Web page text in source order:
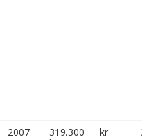
2007
319.300
kr